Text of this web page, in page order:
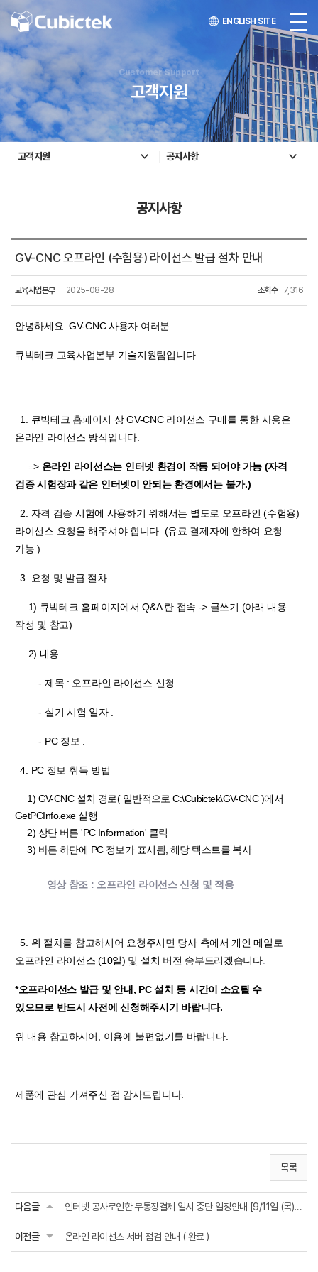
ENGLISH SITE
Customer Support
고객지원
고객지원 공지사항
공지사항
GV-CNC 오프라인 (수험용) 라이선스 발급 절차 안내
교육사업본부 2025-08-28 조회수 7,316
안녕하세요. GV-CNC 사용자 여러분.
큐빅테크 교육사업본부 기술지원팀입니다.
1. 큐빅테크 홈페이지 상 GV-CNC 라이선스 구매를 통한 사용은
온라인 라이선스 방식입니다.
=> 온라인 라이선스는 인터넷 환경이 작동 되어야 가능 (자격
검증 시험장과 같은 인터넷이 안되는 환경에서는 불가.)
2. 자격 검증 시험에 사용하기 위해서는 별도로 오프라인 (수험용)
라이선스 요청을 해주셔야 합니다. (유료 결제자에 한하여 요청
가능.)
3. 요청 및 발급 절차
1) 큐빅테크 홈페이지에서 Q&A 란 접속 -> 글쓰기 (아래 내용
작성 및 참고)
2) 내용
- 제목 : 오프라인 라이선스 신청
- 실기 시험 일자 :
- PC 정보 :
4. PC 정보 취득 방법
1) GV-CNC 설치 경로( 일반적으로 C:\Cubictek\GV-CNC )에서
GetPCInfo.exe 실행
2) 상단 버튼 'PC Information' 클릭
3) 바튼 하단에 PC 정보가 표시됨, 해당 텍스트를 복사
영상 참조 : 오프라인 라이선스 신청 및 적용
5. 위 절차를 참고하시어 요청주시면 당사 측에서 개인 메일로
오프라인 라이선스 (10일) 및 설치 버전 송부드리겠습니다.
*오프라이선스 발급 및 안내, PC 설치 등 시간이 소요될 수
있으므로 반드시 사전에 신청해주시기 바랍니다.
위 내용 참고하시어, 이용에 불편없기를 바랍니다.
제품에 관심 가져주신 점 감사드립니다.
목록
다음글 인터넷 공사로인한 무통장결제 일시 중단 일정안내 [9/11일 (목) 18:00~20:30]
이전글 온라인 라이선스 서버 점검 안내 ( 완료 )